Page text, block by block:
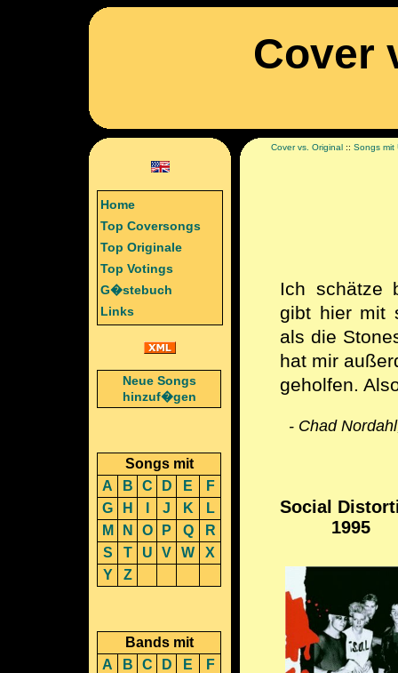
Cover
Cover vs. Original :: Songs mit
Ich schätze
gibt hier mit
als die
hat mir
geholfen.
- Chad
Social
1995
Home
Top Coversongs
Top Originale
Top Votings
G�stebuch
Links
Neue Songs
hinzuf�gen
Songs mit
A
B C D E
F
G
H J K
L
M
N O P Q
R
S
T U V W
X
Y
Z
Bands mit
A
B C D E
F